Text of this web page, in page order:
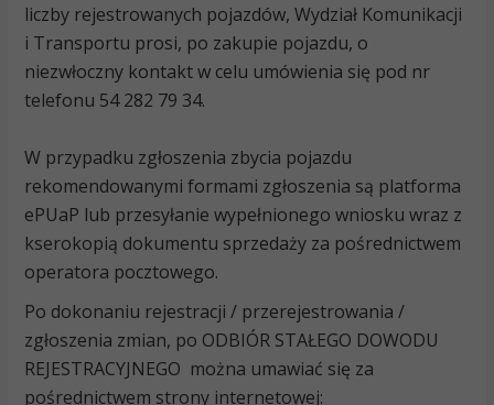
liczby rejestrowanych pojazdów, Wydział Komunikacji
i Transportu prosi, po zakupie pojazdu, o
niezwłoczny kontakt w celu umówienia się pod nr
telefonu 54 282 79 34.
W przypadku zgłoszenia zbycia pojazdu
rekomendowanymi formami zgłoszenia są platforma
ePUaP lub przesyłanie wypełnionego wniosku wraz z
kserokopią dokumentu sprzedaży za pośrednictwem
operatora pocztowego.
Po dokonaniu rejestracji / przerejestrowania /
zgłoszenia zmian, po ODBIÓR STAŁEGO DOWODU
REJESTRACYJNEGO można umawiać się za
pośrednictwem strony internetowej: